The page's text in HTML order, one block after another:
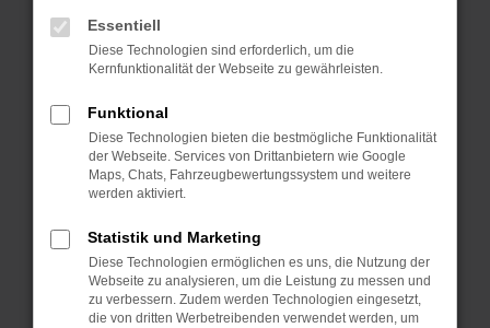
Ford Gebrauchtwagen sind unser täglich
Brot. Wir bieten dir eine enorme
Bandbreite an Fahrzeugen und lassen
schöpfen“. Hinzu kommt, dass wir für
dich die Lieferung direkt nach Ulm oder
einen anderen Ort, irgendwo in
Deutschland, übernehmen. Wir lassen
bei Ford Gebrauchtwagen Argumente
sprechen und überzeugen durch
Qualität. All unsere Fahrzeuge für deine
Mobilität in Ulm stammen aus erster
Essentiell
Diese Technologien sind erforderlich, um die
Kernfunktionalität der Webseite zu gewährleisten.
Funktional
Diese Technologien bieten die bestmögliche Funktionalität
der Webseite. Services von Drittanbietern wie Google
Maps, Chats, Fahrzeugbewertungssystem und weitere
werden aktiviert.
Statistik und Marketing
Diese Technologien ermöglichen es uns, die Nutzung der
Webseite zu analysieren, um die Leistung zu messen und
zu verbessern. Zudem werden Technologien eingesetzt,
die von dritten Werbetreibenden verwendet werden, um